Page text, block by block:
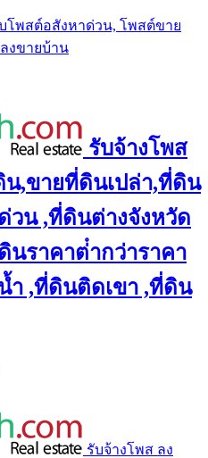
โพสต์อสังหาด่วน, โพสต์ขาย
งขายบ้าน
รับจ้างโพส
น,ขายที่ดินเปล่า,ที่ดิน
น ,ที่ดินต่างจังหวัด
นราคาต่ํากว่าราคา
ำ ,ที่ดินติดเขา ,ที่ดิน
รับจ้างโพส ลง